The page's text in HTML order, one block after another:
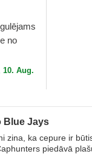
no
no
10. Aug.
Blue Jays
zina, ka cepure ir
piedāvā